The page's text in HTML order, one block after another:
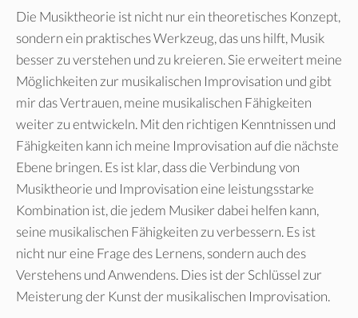
Die Musiktheorie ist nicht nur ein theoretisches Konzept,
sondern ein praktisches Werkzeug, das uns hilft, Musik
besser zu verstehen und zu kreieren. Sie erweitert meine
Möglichkeiten zur musikalischen Improvisation und gibt
mir das Vertrauen, meine musikalischen Fähigkeiten
weiter zu entwickeln. Mit den richtigen Kenntnissen und
Fähigkeiten kann ich meine Improvisation auf die nächste
Ebene bringen. Es ist klar, dass die Verbindung von
Musiktheorie und Improvisation eine leistungsstarke
Kombination ist, die jedem Musiker dabei helfen kann,
seine musikalischen Fähigkeiten zu verbessern. Es ist
nicht nur eine Frage des Lernens, sondern auch des
Verstehens und Anwendens. Dies ist der Schlüssel zur
Meisterung der Kunst der musikalischen Improvisation.